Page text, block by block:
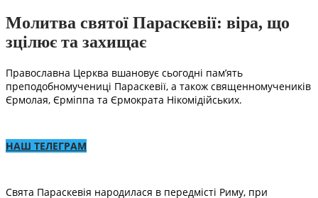
Молитва святої Параскевії: віра, що
зцілює та захищає
Православна Церква вшановує сьогодні пам’ять
преподобномучениці Параскевії, а також священномучеників
Єрмолая, Єрміппа та Єрмократа Нікомідійських.
НАШ ТЕЛЕГРАМ
Свята Параскевія народилася в передмісті Риму, при